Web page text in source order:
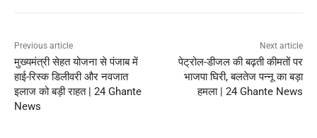
Previous article
मुख्यमंत्री सेहत योजना से पंजाब में
हाई-रिस्क डिलीवरी और नवजात
इलाज को बड़ी राहत | 24 Ghante
News
Next article
पेट्रोल-डीजल की बढ़ती कीमतों पर
भाजपा घिरी, बलतेज पन्नू का बड़ा
हमला | 24 Ghante News